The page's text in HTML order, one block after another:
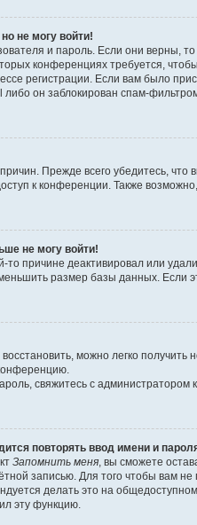
не могу войти!
и пароль. Если они верны,
конференциях требуется,
регистрации. Если вам было
он заблокирован спам-
Прежде всего убедитесь,
к конференции. Также
не могу войти!
то причине деактивировал или
размер базы данных. Если
можно легко
свяжитесь с администратором
повторять ввод имени и
Запомнить меня , вы сможете
записью. Для того чтобы вам
делать это на
эту функцию.